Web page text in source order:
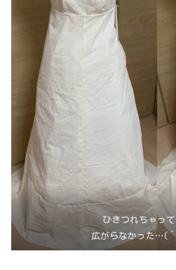
ひきつれちゃっ
広がらなかった